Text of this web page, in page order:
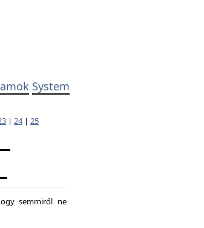
System
| 24| 25
semmiről ne